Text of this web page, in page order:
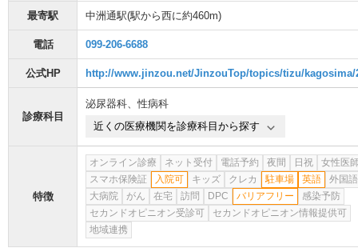
最寄駅 中洲通駅(駅から西に約460m)
電話 099-206-6688
公式HP http://www.jinzou.net/JinzouTop/topics/tizu/
診療科目
泌尿器科、性病科
近くの医療機関を診療科目から探す
特徴
オンライン診療 ネット受付 電話予約 夜間 日祝
女性医
スマホ保険証
入院可 キッズ クレカ 駐車場 英語
外国語
大病院
がん 在宅 訪問 DPC バリアフリー
感染予防
セカンドオピニオン受診可
セカンドオピニオン情報提供可
地域連携